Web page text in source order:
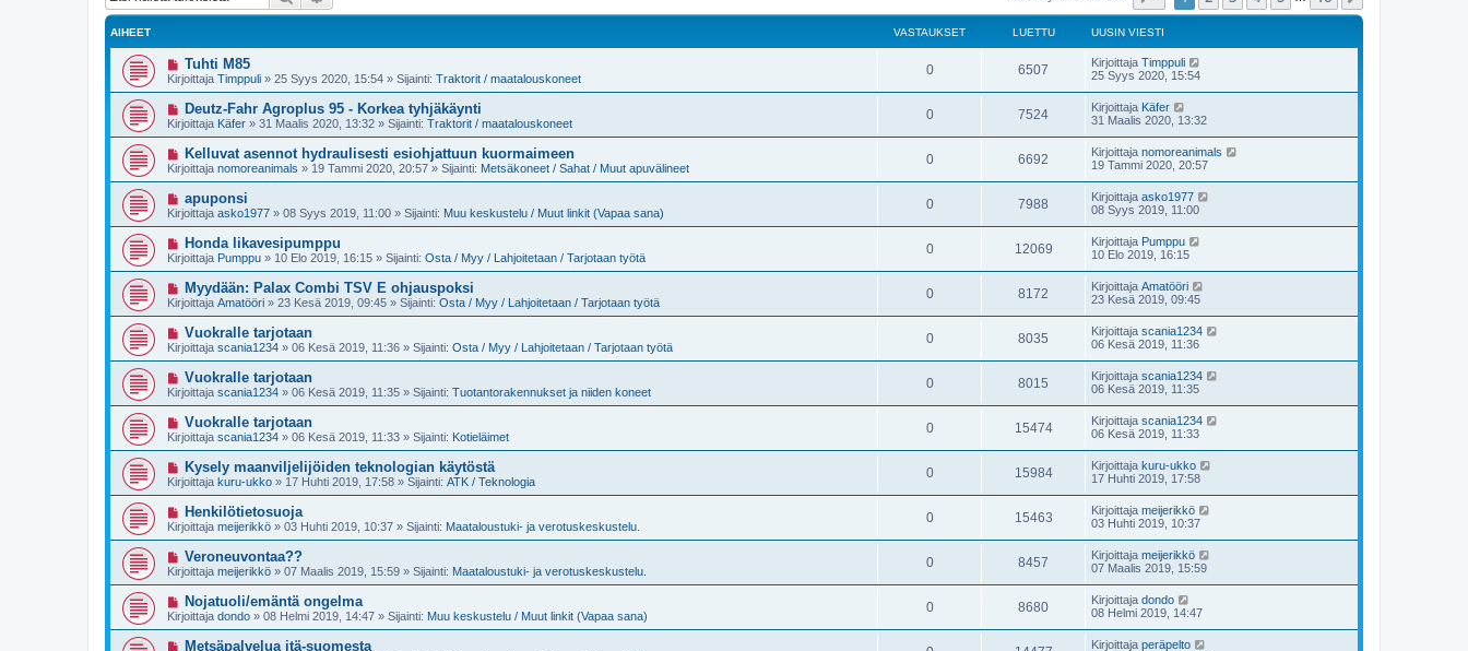
AIHEET VASTAUKSET LUETTU UUSIN VIESTI
U
u
s
v
i
e
t
i
Tuhti M85
Kirjoittaja Timppuli » 25 Syys 2020, 15:54 » Sijainti: Traktorit / maatalouskoneet
0 6507 Kirjoittaja Timppuli
25 Syys 2020, 15:54
U
u
s
v
i
e
s
t
i
Deutz-Fahr Agroplus 95 - Korkea tyhjäkäynti
Kirjoittaja Käfer » 31 Maalis 2020, 13:32 » Sijainti: Traktorit / maatalouskoneet
0 7524 Kirjoittaja Käfer
31 Maalis 2020, 13:32
U
u
s
v
i
e
t
i
Kelluvat asennot hydraulisesti esiohjattuun kuormaimeen
Kirjoittaja nomoreanimals » 19 Tammi 2020, 20:57 » Sijainti: Metsäkoneet / Sahat / Muut apuvälineet
0 6692 Kirjoittaja nomoreanimals
19 Tammi 2020, 20:57
U
u
s
v
i
e
t
i
apuponsi
Kirjoittaja asko1977 » 08 Syys 2019, 11:00 » Sijainti: Muu keskustelu / Muut linkit (Vapaa sana)
0 7988 Kirjoittaja asko1977
08 Syys 2019, 11:00
U
u
s
v
i
e
s
t
i
Honda likavesipumppu
Kirjoittaja Pumppu » 10 Elo 2019, 16:15 » Sijainti: Osta / Myy / Lahjoitetaan / Tarjotaan työtä
0 12069 Kirjoittaja Pumppu
10 Elo 2019, 16:15
U
u
s
i
e
s
t
i
Myydään: Palax Combi TSV E ohjauspoksi
Kirjoittaja Amatööri » 23 Kesä 2019, 09:45 » Sijainti: Osta / Myy / Lahjoitetaan / Tarjotaan työtä
0 8172 Kirjoittaja Amatööri
23 Kesä 2019, 09:45
U
u
s
i
e
s
t
i
Vuokralle tarjotaan
Kirjoittaja scania1234 » 06 Kesä 2019, 11:36 » Sijainti: Osta / Myy / Lahjoitetaan / Tarjotaan työtä
0 8035 Kirjoittaja scania1234
06 Kesä 2019, 11:36
U
u
s
i
e
t
i
Vuokralle tarjotaan
Kirjoittaja scania1234 » 06 Kesä 2019, 11:35 » Sijainti: Tuotantorakennukset ja niiden koneet
0 8015 Kirjoittaja scania1234
06 Kesä 2019, 11:35
U
u
s
v
i
e
t
i
Vuokralle tarjotaan
Kirjoittaja scania1234 » 06 Kesä 2019, 11:33 » Sijainti: Kotieläimet
0 15474 Kirjoittaja scania1234
06 Kesä 2019, 11:33
U
u
s
v
i
e
s
t
i
Kysely maanviljelijöiden teknologian käytöstä
Kirjoittaja kuru-ukko » 17 Huhti 2019, 17:58 » Sijainti: ATK / Teknologia
0 15984 Kirjoittaja kuru-ukko
17 Huhti 2019, 17:58
U
u
s
i
e
t
i
Henkilötietosuoja
Kirjoittaja meijerikkö » 03 Huhti 2019, 10:37 » Sijainti: Maataloustuki- ja verotuskeskustelu.
0 15463 Kirjoittaja meijerikkö
03 Huhti 2019, 10:37
U
u
s
v
i
e
Veroneuvontaa??
Kirjoittaja meijerikkö » 07 Maalis 2019, 15:59 » Sijainti: Maataloustuki- ja verotuskeskustelu.
0 8457 Kirjoittaja meijerikkö
07 Maalis 2019, 15:59
U
u
s
Nojatuoli/emäntä ongelma
Kirjoittaja dondo » 08 Helmi 2019, 14:47 » Sijainti: Muu keskustelu / Muut linkit (Vapaa sana)
0 8680 Kirjoittaja dondo
08 Helmi 2019, 14:47
UMetsäpalvelua itä-suomesta Kirjoittaja peräpelto